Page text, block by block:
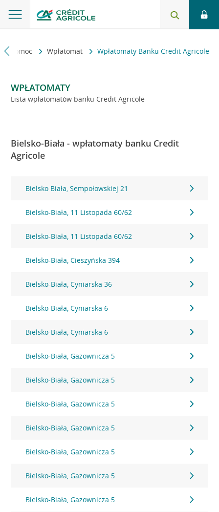
i pomoc Wpłatomat Wpłatomaty Banku Credit Agricole
WPŁATOMATY
Lista wpłatomatów banku Credit Agricole
Bielsko-Biała - wpłatomaty banku Credit
Agricole
Bielsko Biała, Sempołowskiej 21
Bielsko-Biała, 11 Listopada 60/62
Bielsko-Biała, 11 Listopada 60/62
Bielsko-Biała, Cieszyńska 394
Bielsko-Biała, Cyniarska 36
Bielsko-Biała, Cyniarska 6
Bielsko-Biała, Cyniarska 6
Bielsko-Biała, Gazownicza 5
Bielsko-Biała, Gazownicza 5
Bielsko-Biała, Gazownicza 5
Bielsko-Biała, Gazownicza 5
Bielsko-Biała, Gazownicza 5
Bielsko-Biała, Gazownicza 5
Bielsko-Biała, Gazownicza 5